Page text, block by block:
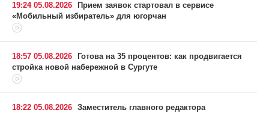
19:24 05.08.2026
Прием заявок стартовал в сервисе
«Мобильный избиратель» для югорчан
18:57 05.08.2026
Готова на 35 процентов: как продвигается
стройка новой набережной в Сургуте
18:22 05.08.2026 Заместитель главного редактора